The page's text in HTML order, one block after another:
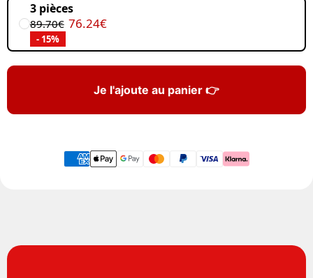
3 pièces
89.70€ 76.24€
- 15%
Je l'ajoute au panier 👉